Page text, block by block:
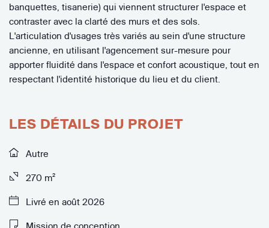
banquettes, tisanerie) qui viennent structurer l'espace et
contraster avec la clarté des murs et des sols.
L'articulation d'usages très variés au sein d'une structure
ancienne, en utilisant l'agencement sur-mesure pour
apporter fluidité dans l'espace et confort acoustique, tout en
respectant l'identité historique du lieu et du client.
LES DÉTAILS DU PROJET
Autre
270 m²
Livré en août 2026
Mission de conception